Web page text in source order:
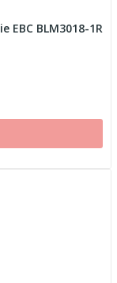
BLM3018-1R